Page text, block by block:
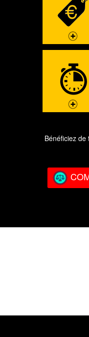
ESTIMATION
TARIF TAXI
DÉCOUVRIR
COMMANDEZ
Bénéficiez de